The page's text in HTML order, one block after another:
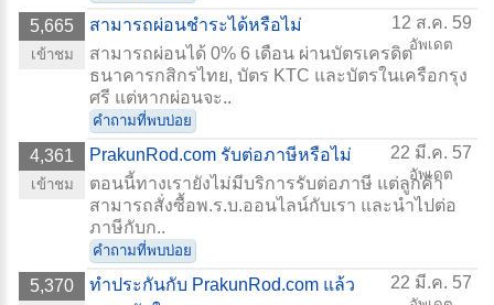
5,665
เข้าชม
สามารถผ่อนชำระได้หรือไม่ 12 ส.ค. 59
อัพเดต
สามารถผ่อนได้ 0% 6 เดือน ผ่านบัตรเครดิต
ธนาคารกสิกรไทย, บัตร KTC และบัตรในเครือกรุง
ศรี แต่หากผ่อนจะ..
คำถามที่พบบ่อย
4,361
เข้าชม
PrakunRod.com รับต่อภาษีหรือไม่ 22 มี.ค. 57
อัพเดต
ตอนนี้ทางเรายังไม่มีบริการรับต่อภาษี แต่ลูกค้า
สามารถสั่งซื้อพ.ร.บ.ออนไลน์กับเรา และนำไปต่อ
ภาษีกับก..
คำถามที่พบบ่อย
5,370
ทำประกันกับ PrakunRod.com แล้ว
22 มี.ค. 57